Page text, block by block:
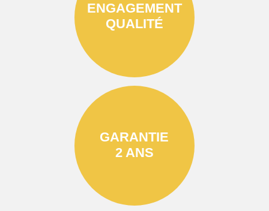
ENGAGEMENT
QUALITÉ
GARANTIE
2 ANS